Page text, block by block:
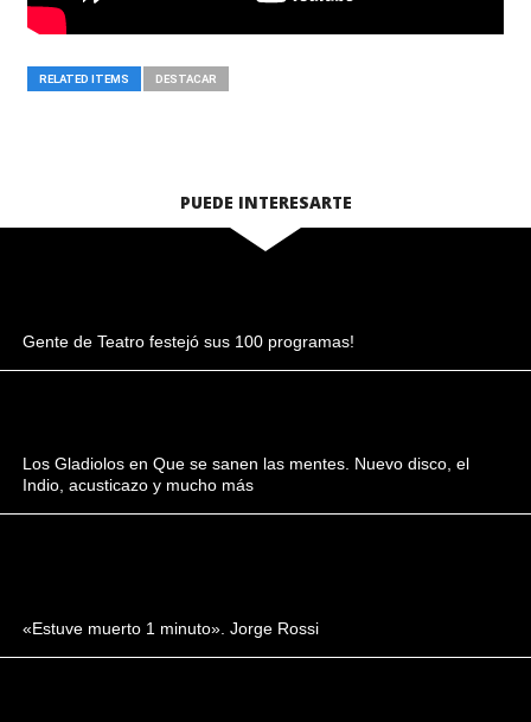
RELATED ITEMS DESTACAR
PUEDE INTERESARTE
Gente de Teatro festejó sus 100 programas!
Los Gladiolos en Que se sanen las mentes. Nuevo disco, el
Indio, acusticazo y mucho más
«Estuve muerto 1 minuto». Jorge Rossi